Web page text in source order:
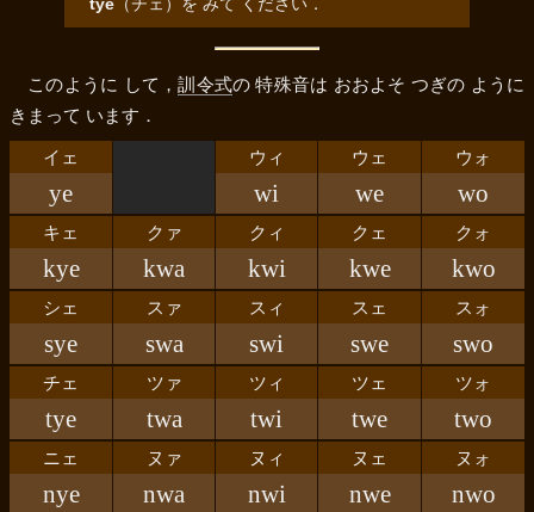
tye（チェ ）を みて ください．
このように して，訓令式の 特殊音は おおよそ つぎの ように
きまって います．
イェ ウィ ウェ ウォ
ye wi we wo
キェ クァ クィ クェ クォ
kye kwa kwi kwe kwo
シェ スァ スィ スェ スォ
sye swa swi swe swo
チェ ツァ ツィ ツェ ツォ
tye twa twi twe two
ニェ ヌァ ヌィ ヌェ ヌォ
nye nwa nwi nwe nwo